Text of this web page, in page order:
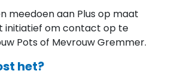
meedoen aan Plus op maat
initiatief om contact op te
Pots of Mevrouw Gremmer.
het?